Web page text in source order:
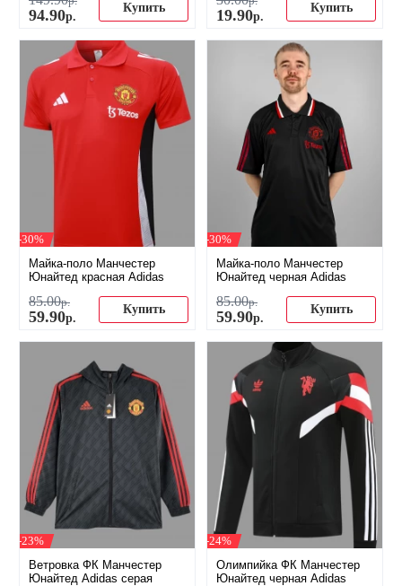
94.90р.
Купить 19.90р.
Купить
-30%
Майка-поло Манчестер
Юнайтед красная Adidas
85.00р.
59.90р.
Купить
-30%
Майка-поло Манчестер
Юнайтед черная Adidas
85.00р.
59.90р.
Купить
-23%
Ветровка ФК Манчестер
Юнайтед Adidas серая
-24%
Олимпийка ФК Манчестер
Юнайтед черная Adidas